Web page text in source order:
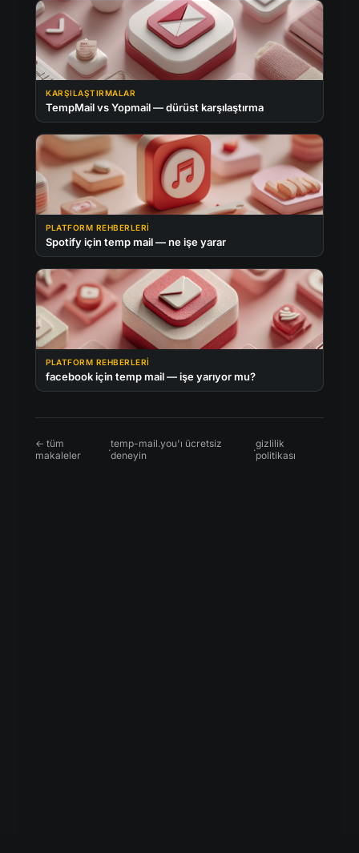
KARŞILAŞTIRMALAR
TempMail vs Yopmail — dürüst karşılaştırma
PLATFORM REHBERLERI
Spotify için temp mail — ne işe yarar
PLATFORM REHBERLERI
facebook için temp mail — işe yarıyor mu?
← tüm
makaleler
·temp-mail.you'ı ücretsiz
deneyin
·gizlilik
politikası